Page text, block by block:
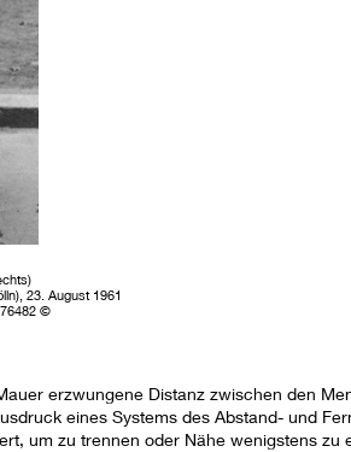
23. August 1961
©
erzwungene Distanz zwischen den
eines Systems des Abstand- und
um zu trennen oder Nähe wenigstens zu